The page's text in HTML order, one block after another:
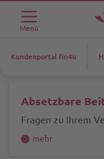
Menü
Kundenportal fin4u
Absetzbare
Fragen zu Ihrem
mehr